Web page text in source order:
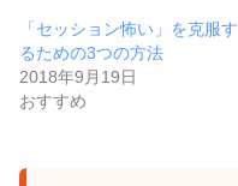
「セッション怖い」を克服す
るための3つの方法
2018年9月19日
おすすめ